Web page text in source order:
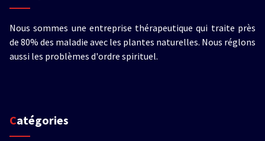
Nous sommes une entreprise thérapeutique qui traite près
de 80% des maladie avec les plantes naturelles. Nous réglons
aussi les problèmes d'ordre spirituel.
Catégories